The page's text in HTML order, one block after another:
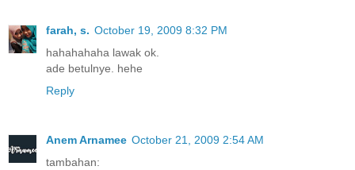
farah, s. October 19, 2009 8:32 PM
hahahahaha lawak ok.
ade betulnye. hehe
Reply
Anem Arnamee October 21, 2009 2:54 AM
tambahan: